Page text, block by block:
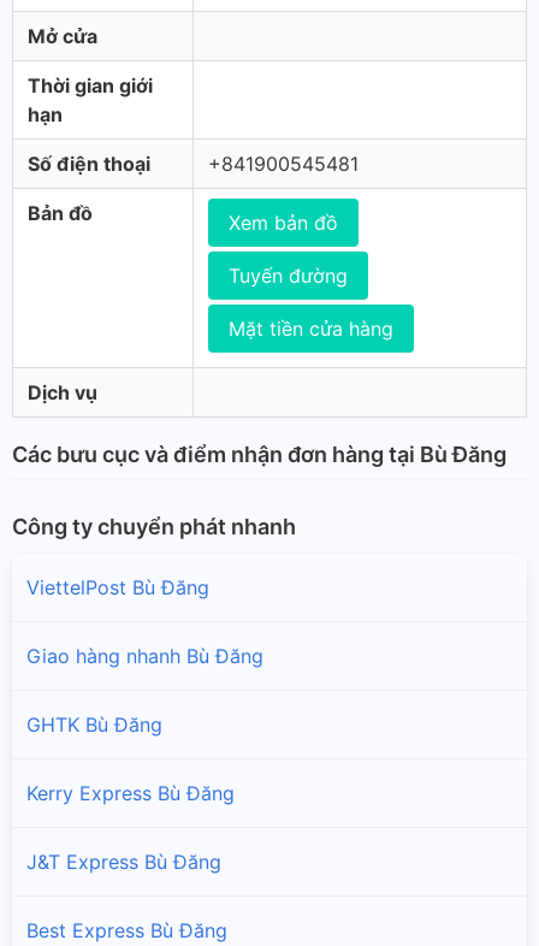
Mở cửa
Thời gian giới
hạn
Số điện thoại +841900545481
Bản đồ Xem bản đồ
Tuyến đường
Mặt tiền cửa hàng
Dịch vụ
Các bưu cục và điểm nhận đơn hàng tại Bù Đăng
Công ty chuyển phát nhanh
ViettelPost Bù Đăng
Giao hàng nhanh Bù Đăng
GHTK Bù Đăng
Kerry Express Bù Đăng
J&T Express Bù Đăng
Best Express Bù Đăng